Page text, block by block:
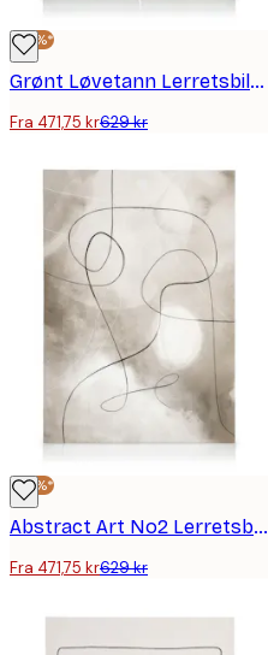
-25%*
Grønt Løvetann Lerretsbilde
Fra 471,75 kr629 kr
-25%*
Abstract Art No2 Lerretsbilde
Fra 471,75 kr629 kr